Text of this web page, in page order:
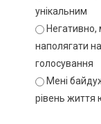
унікальним
Негативно,
наполягати
голосування
Мені
рівень життя